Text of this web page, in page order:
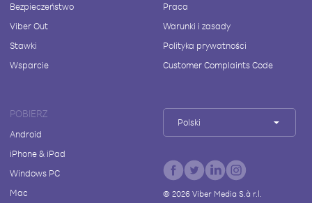
Bezpieczeństwo
Viber Out
Stawki
Wsparcie
Praca
Warunki i zasady
Polityka prywatności
Customer Complaints Code
POBIERZ
Android
iPhone & iPad
Windows PC
Mac
Polski
© 2026Viber Media S.à r.l.